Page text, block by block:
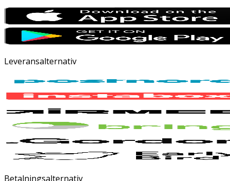
Leveransalternativ
Betalningsalternativ